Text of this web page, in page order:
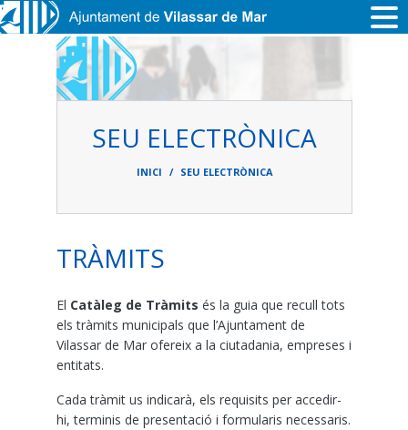
Vés al contingut
SEU ELECTRÒNICA
d'ariadna
INICI SEU ELECTRÒNICA
TRÀMITS
El Catàleg de Tràmits és la guia que recull tots
els tràmits municipals que l’Ajuntament de
Vilassar de Mar ofereix a la ciutadania, empreses i
entitats.
Cada tràmit us indicarà, els requisits per accedir-
hi, terminis de presentació i formularis necessaris.